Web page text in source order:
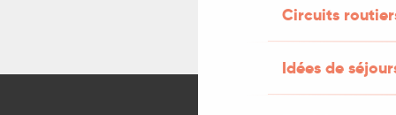
Circuits
Idées de